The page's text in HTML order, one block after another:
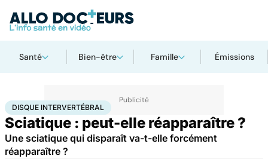
Santé Bien-être Famille Émissions
AccueilSantéMaladiesDisque intervertébral
DISQUE INTERVERTÉBRAL
Sciatique : peut-elle réapparaître ?
Une sciatique qui disparaît va-t-elle forcément
réapparaître ?